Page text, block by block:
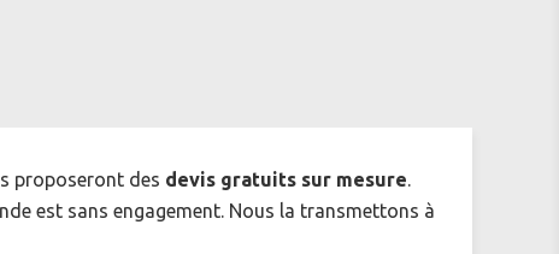
proposeront des devis gratuits sur mesure.
est sans engagement. Nous la transmettons à